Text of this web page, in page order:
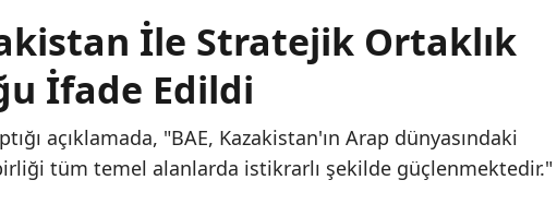
İle Stratejik Ortaklık
İfade Edildi
açıklamada, "BAE, Kazakistan'ın Arap dünyasındaki
tüm temel alanlarda istikrarlı şekilde güçlenmektedir."